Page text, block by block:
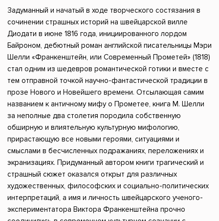
Задуманный и начатый в ходе творческого состязания в
сочинении страшных историй на швейцарской вилле
Диодати в июне 1816 года, инициированного лордом
Байроном, дебютный роман английской писательницы Мэри
Шелли «Франкенштейн, или Современный Прометей» (1818)
стал одним из шедевров романтической готики и вместе с
тем отправной точкой научно-фантастической традиции в
прозе Нового и Новейшего времени. Отсылающая самим
названием к античному мифу о Прометее, книга М. Шелли
за неполные два столетия породила собственную
обширную и влиятельную культурную мифологию,
прирастающую все новыми героями, ситуациями и
смыслами в бесчисленных подражаниях, переложениях и
экранизациях. Придуманный автором книги трагический и
страшный сюжет оказался открыт для различных
художественных, философских и социально-политических
интерпретаций, а имя и личность швейцарского ученого-
экспериментатора Виктора Франкенштейна прочно